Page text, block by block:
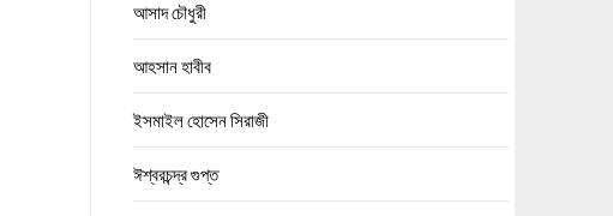
আসাদ চৌধুরী
আহসান হাবীব
ইসমাইল হোসেন সিরাজী
ঈশ্বরচন্দ্র গুপ্ত